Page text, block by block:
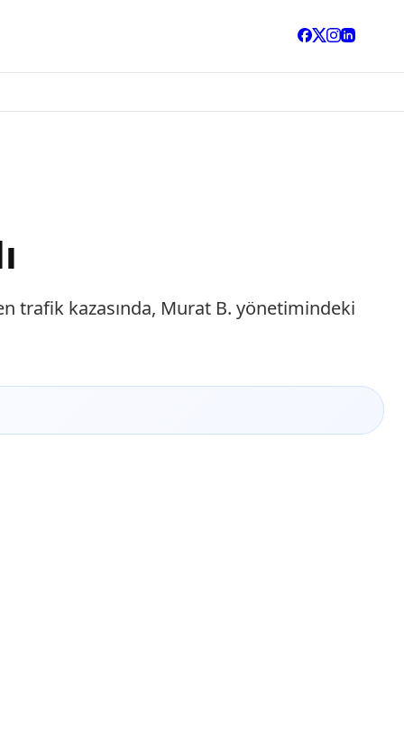
trafik kazasında, Murat B. yönetimindeki